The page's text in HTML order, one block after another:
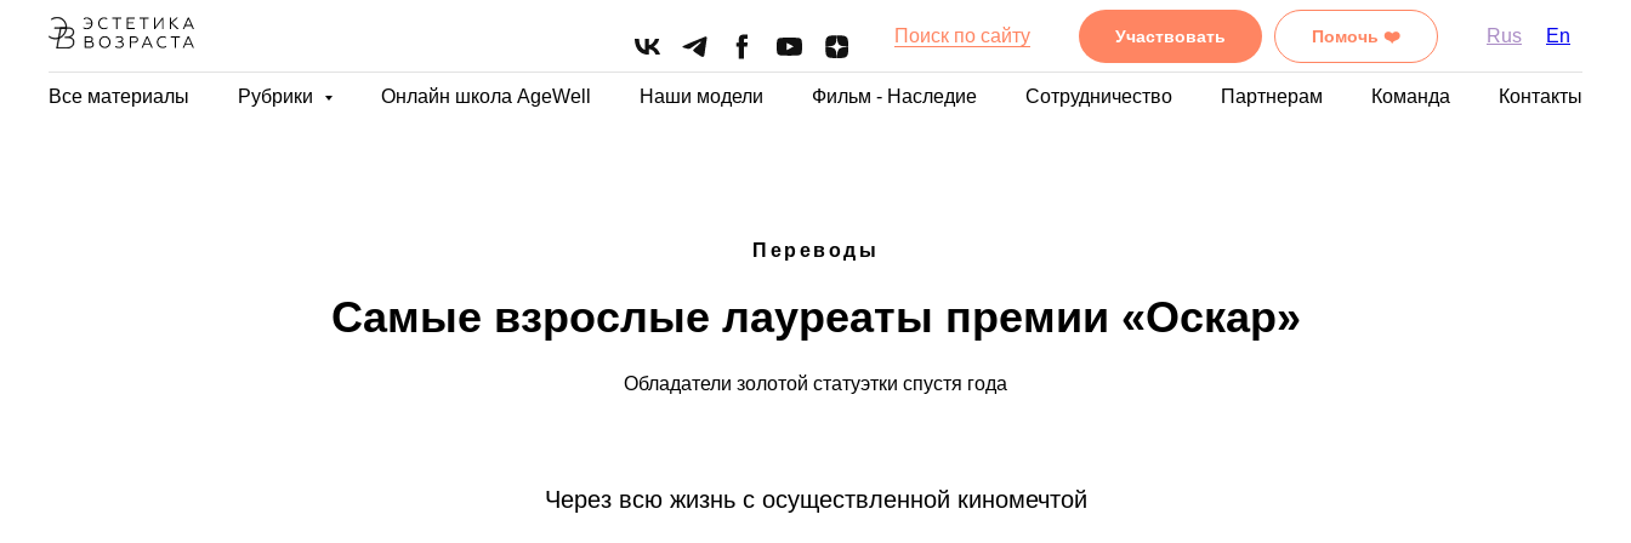
Поиск по сайту Участвовать Помочь ❤️ Rus En
Все материалы Рубрики Онлайн школа AgeWell Наши модели Фильм - Наследие Сотрудничество Партнерам Команда Контакты
Переводы
Самые взрослые лауреаты премии «Оскар»
Обладатели золотой статуэтки спустя года
Через всю жизнь с осуществленной киномечтой